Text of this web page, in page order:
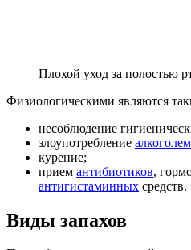
Плохой уход за полостью
Физиологическими являются
несоблюдение
злоупотребление алкоголем
курение;
прием антибиотиков,
антигистаминных средств.
Виды запахов